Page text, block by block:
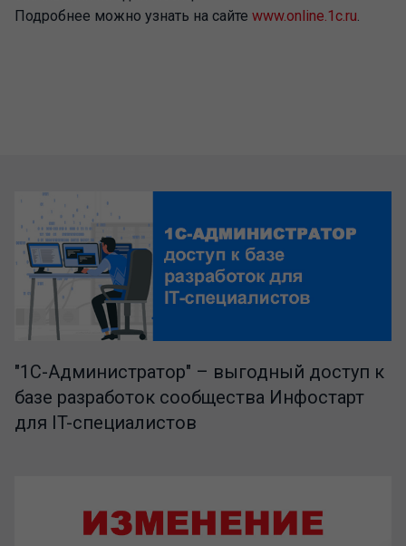
Подробнее можно узнать на сайте www.online.1c.ru.
"1C-Администратор" – выгодный доступ к
базе разработок сообщества Инфостарт
для IT-специалистов